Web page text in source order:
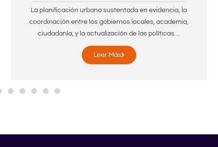
La planificación urbana sustentada en evidencia, la
coordinación entre los gobiernos locales, academia,
ciudadanía, y la actualización de las políticas…
Leer Más